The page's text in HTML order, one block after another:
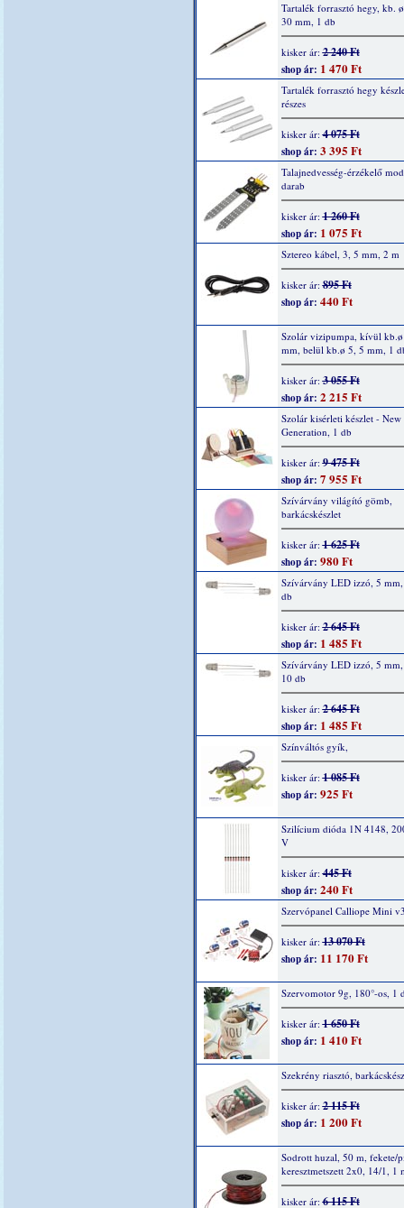
Tartalék forrasztó hegy, kb.
30 mm, 1 db
kisker ár:2 240 Ft
shop ár: 1 470 Ft
Tartalék forrasztó hegy
részes
kisker ár:4 075 Ft
shop ár: 3 395 Ft
Talajnedvesség-érzékelő
darab
kisker ár:1 260 Ft
shop ár: 1 075 Ft
Sztereo kábel, 3, 5 mm, 2 m
kisker ár:895 Ft
shop ár: 440 Ft
Szolár vizipumpa, kívül
mm, belül kb.ø 5, 5 mm, 1
kisker ár:3 055 Ft
shop ár: 2 215 Ft
Szolár kisérleti készlet - New
Generation, 1 db
kisker ár:9 475 Ft
shop ár: 7 955 Ft
Szívárvány világító gömb,
barkácskészlet
kisker ár:1 625 Ft
shop ár: 980 Ft
Szívárvány LED izzó, 5 mm,
db
kisker ár:2 645 Ft
shop ár: 1 485 Ft
Szívárvány LED izzó, 5
10 db
kisker ár:2 645 Ft
shop ár: 1 485 Ft
Színváltós gyík,
kisker ár:1 085 Ft
shop ár: 925 Ft
Szilícium dióda 1N 4148,
V
kisker ár:445 Ft
shop ár: 240 Ft
Szervópanel Calliope Mini
kisker ár:13 070 Ft
shop ár: 11 170 Ft
Szervomotor 9g, 180°-os, 1
kisker ár:1 650 Ft
shop ár: 1 410 Ft
Szekrény riasztó,
kisker ár:2 115 Ft
shop ár: 1 200 Ft
Sodrott huzal, 50 m, fekete/
keresztmetszett 2x0, 14/1, 1
kisker ár:6 115 Ft